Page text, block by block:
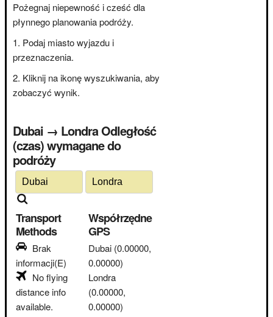
Pożegnaj niepewność i cześć dla
płynnego planowania podróży.
Podaj miasto wyjazdu i
przeznaczenia.
Kliknij na ikonę wyszukiwania, aby
zobaczyć wynik.
Dubai → Londra Odległość
(czas) wymagane do
podróży
Transport
Methods
Brak
informacji(E)
No flying
distance info
available.
Współrzędne
GPS
Dubai (0.00000,
0.00000)
Londra
(0.00000,
0.00000)